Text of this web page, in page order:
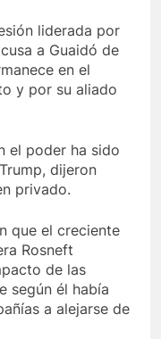
liderada por
a Guaidó de
en el
y por su aliado
el poder ha sido
dijeron
privado.
que el creciente
Rosneft
de las
según él había
a alejarse de